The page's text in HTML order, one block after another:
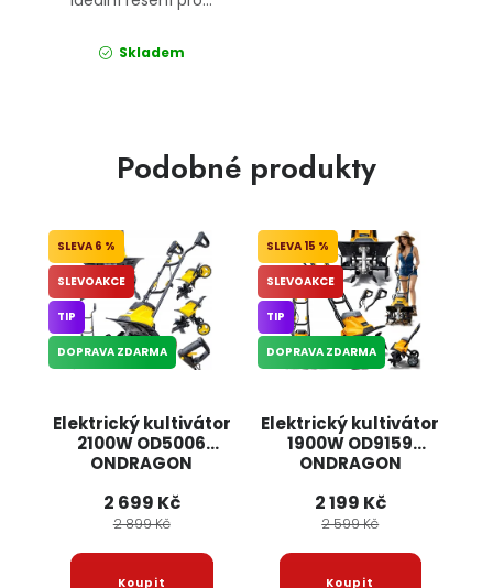
Skladem
Podobné produkty
Elektrický kultivátor
2100W OD5006
ONDRAGON
6 %
SLEVOAKCE
TIP
DOPRAVA ZDARMA
2 699 Kč
2 899 Kč
Elektrický kultivátor
1900W OD9159
ONDRAGON
15 %
SLEVOAKCE
TIP
DOPRAVA ZDARMA
2 199 Kč
2 599 Kč